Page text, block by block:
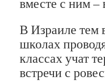
В Израиле тем
школах
классах учат
встречи с